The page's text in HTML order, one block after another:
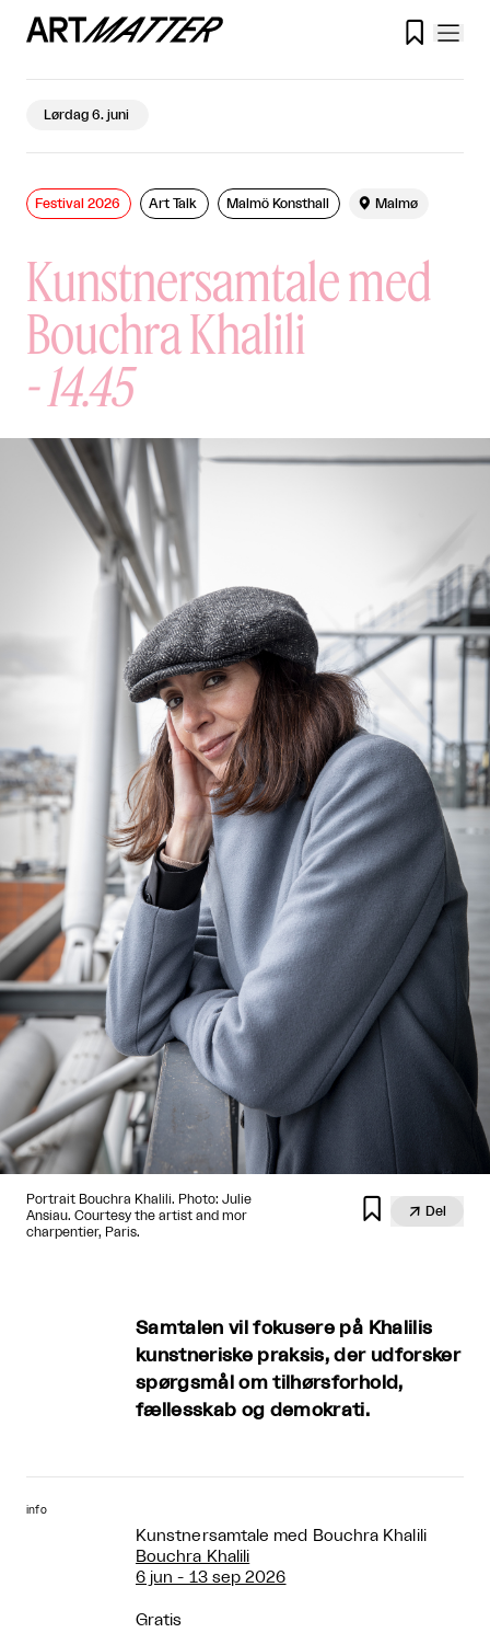

Lørdag 6. juni
Kunstnersamtale med
Bouchra Khalili
-14.45
Festival 2026 Art Talk Malmö Konsthall  Malmø
Portrait Bouchra Khalili. Photo: Julie
Ansiau. Courtesy the artist and mor
charpentier, Paris.
  Del
Samtalen vil fokusere på Khalilis
kunstneriske praksis, der udforsker
spørgsmål om tilhørsforhold,
fællesskab og demokrati.
info
Kunstnersamtale med Bouchra Khalili
Bouchra Khalili
6 jun - 13 sep 2026
Gratis